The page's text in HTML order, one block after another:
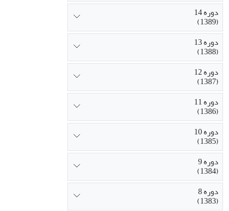
دوره 14
(1389)
دوره 13
(1388)
دوره 12
(1387)
دوره 11
(1386)
دوره 10
(1385)
دوره 9
(1384)
دوره 8
(1383)